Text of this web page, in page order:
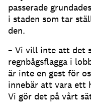
passerade
i staden som tar
den.
– Vi vill inte att det
regnbågsflagga i
är inte en gest för
innebär att vara ett
Vi gör det på vårt